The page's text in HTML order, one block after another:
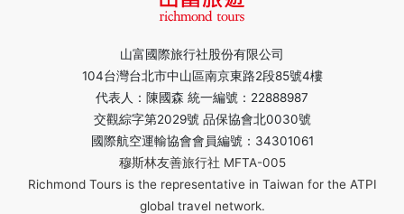
山富國際旅行社股份有限公司
104台灣台北市中山區南京東路2段85號4樓
代表人：陳國森 統一編號：22888987
交觀綜字第2029號 品保協會北0030號
國際航空運輸協會會員編號：34301061
穆斯林友善旅行社 MFTA-005
Richmond Tours is the representative in Taiwan for the ATPI
global travel network.